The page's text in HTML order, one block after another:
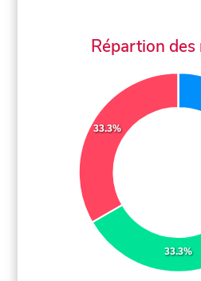
Répartion des
33.3%
33.3%